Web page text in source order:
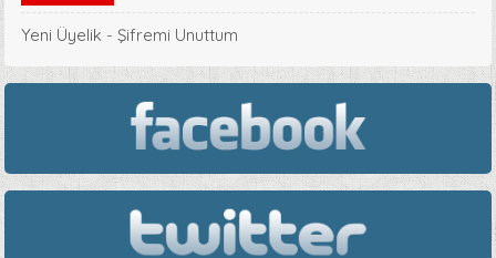
Yeni Üyelik -Şifremi Unuttum